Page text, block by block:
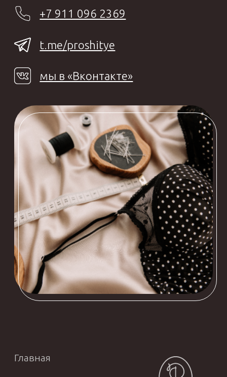
ОГРНИП: 320508100198835
Политика